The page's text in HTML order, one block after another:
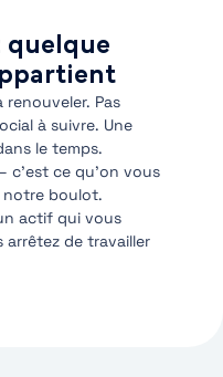
quelque
renouveler. Pas
à suivre. Une
le temps.
c’est ce qu’on vous
notre boulot.
actif qui vous
arrêtez de travailler